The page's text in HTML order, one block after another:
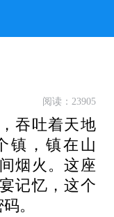
阅读：23905
吞吐着天地
镇，镇在山
烟火。这座
记忆，这个
。